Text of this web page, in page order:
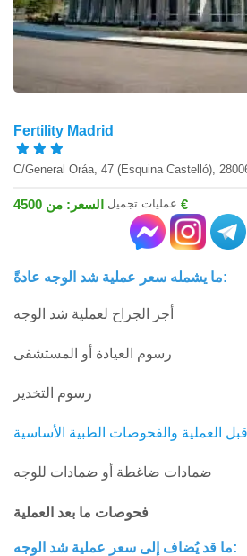
Fertility Madrid
عمليات تجميل السعر: من 4500 €
ما يشمله سعر عملية شد الوجه عادةً:
أجر الجراح لعملية شد الوجه
رسوم العيادة أو المستشفى
رسوم التخدير
العملية والفحوصات الطبية الأساسية
ضمادات ضاغطة أو ضمادات للوجه
فحوصات ما بعد العملية
ما قد يُضاف إلى سعر عملية شد الوجه: